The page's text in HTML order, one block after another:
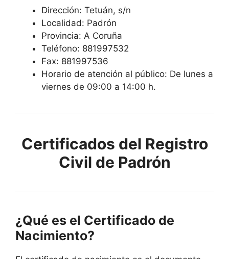
Dirección: Tetuán, s/n
Localidad: Padrón
Provincia: A Coruña
Teléfono: 881997532
Fax: 881997536
Horario de atención al público: De lunes a
viernes de 09:00 a 14:00 h.
Certificados del Registro
Civil de Padrón
¿Qué es el Certificado de
Nacimiento?